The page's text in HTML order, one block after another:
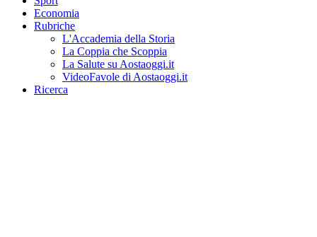
Economia
Rubriche
L'Accademia della Storia
La Coppia che Scoppia
La Salute su Aostaoggi.it
VideoFavole di Aostaoggi.it
Ricerca